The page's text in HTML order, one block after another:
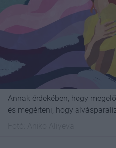
Annak érdekében, hogy
és megérteni, hogy